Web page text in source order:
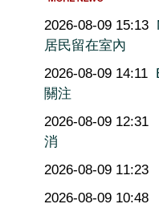
2026-08-09 15:13
居民留在室內
2026-08-09 14:11
關注
2026-08-09 12:31
消
2026-08-09 11:23
2026-08-09 10:48